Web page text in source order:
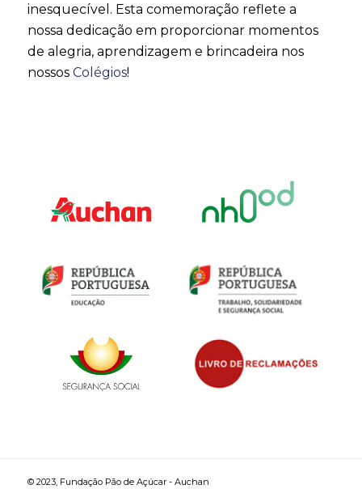
inesquecível. Esta comemoração reflete a
nossa dedicação em proporcionar momentos
de alegria, aprendizagem e brincadeira nos
nossos Colégios!
© 2023, Fundação Pão de Açúcar - Auchan